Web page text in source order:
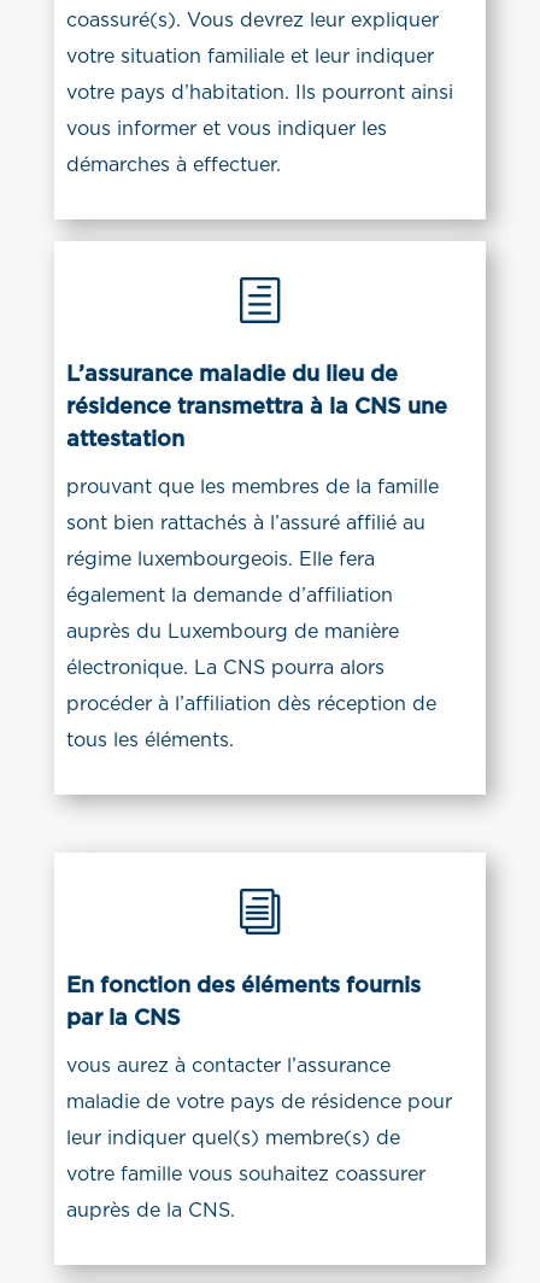
coassuré(s). Vous devrez leur expliquer
votre situation familiale et leur indiquer
votre pays d’habitation. Ils pourront ainsi
vous informer et vous indiquer les
démarches à effectuer.
h
L’assurance maladie du lieu de
résidence transmettra à la CNS une
attestation
prouvant que les membres de la famille
sont bien rattachés à l’assuré affilié au
régime luxembourgeois. Elle fera
également la demande d’affiliation
auprès du Luxembourg de manière
électronique. La CNS pourra alors
procéder à l’affiliation dès réception de
tous les éléments.
i
En fonction des éléments fournis
par la CNS
vous aurez à contacter l’assurance
maladie de votre pays de résidence pour
leur indiquer quel(s) membre(s) de
votre famille vous souhaitez coassurer
auprès de la CNS.